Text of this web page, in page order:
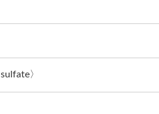
〉